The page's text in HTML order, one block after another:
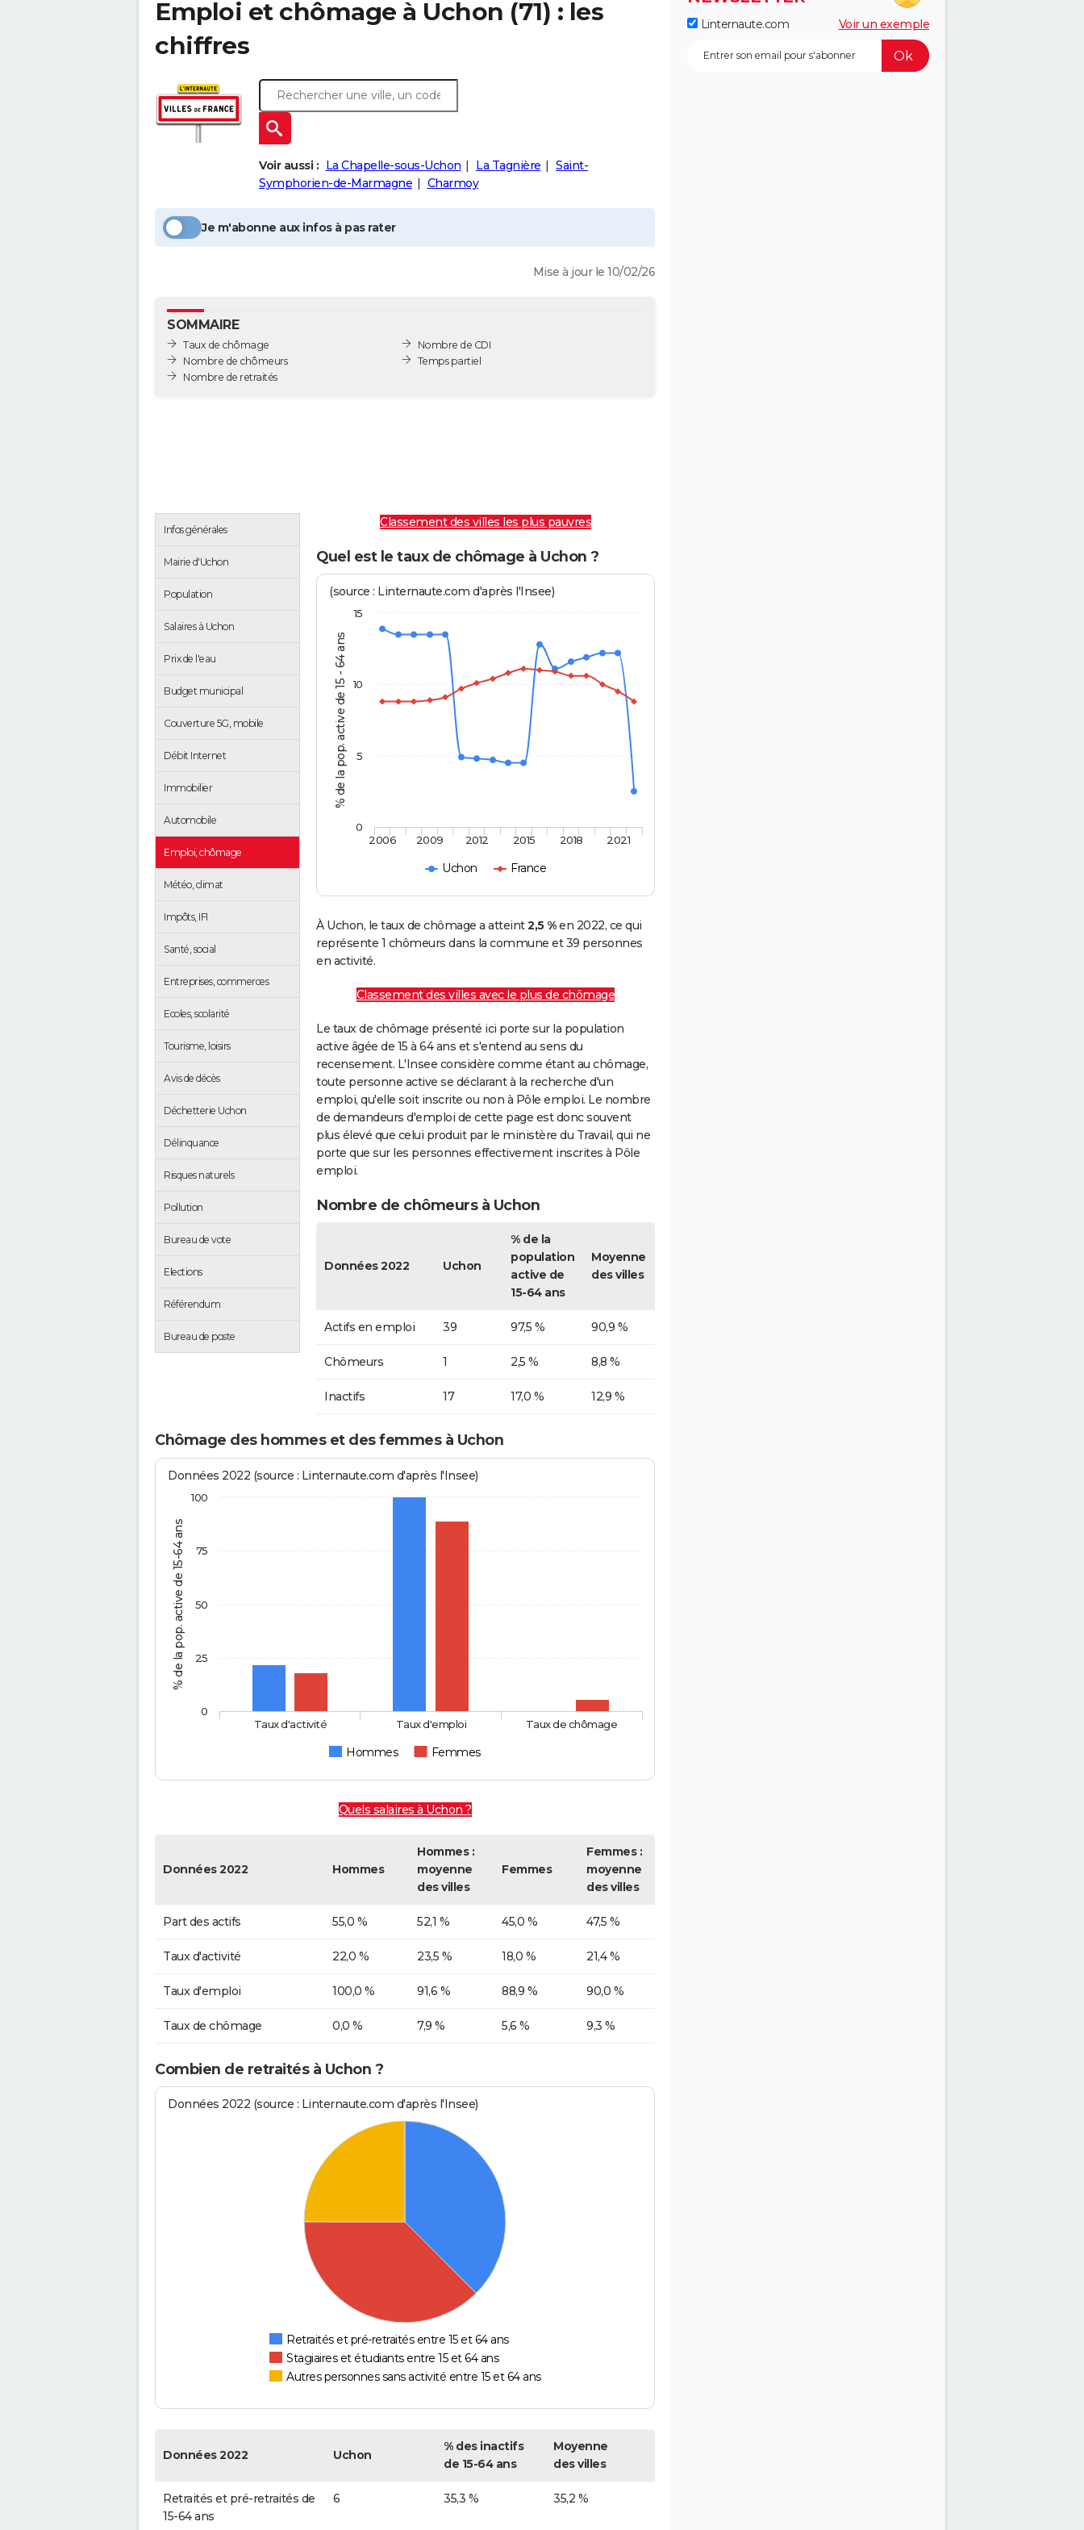
Emploi et chômage à Uchon (71) : les
chiffres
Voir aussi : La Chapelle-sous-Uchon La Tagnière
Saint-
Symphorien-de-Marmagne
Charmoy
Je m'abonne aux infos à pas rater
Mise à jour le 10/02/26
SOMMAIRE
Taux de chômage
Nombre de chômeurs
Nombre de retraités
Nombre de CDI
Temps partiel
Infos générales
Mairie d'Uchon
Population
Salaires à Uchon
Prix de l'eau
Budget municipal
Couverture 5G, mobile
Débit Internet
Immobilier
Automobile
Emploi, chômage
Météo, climat
Impôts, IFI
Santé, social
Entreprises, commerces
Ecoles, scolarité
Tourisme, loisirs
Avis de décès
Déchetterie Uchon
Délinquance
Risques naturels
Pollution
Bureau de vote
Elections
Référendum
Bureau de poste
Classement des villes les plus pauvres
Quel est le taux de chômage à Uchon ?
% de la pop. active de 15 - 64 ans
(source : Linternaute.com d'après l'Insee)
Uchon France
2006 2009 2012 2015 2018 2021
0
5
10
15
À Uchon, le taux de chômage a atteint2,5 %en 2022, ce qui
représente 1 chômeurs dans la commune et 39 personnes
en activité.
Classement des villes avec le plus de chômage
Le taux de chômage présenté ici porte sur la population
active âgée de 15 à 64 ans et s'entend au sens du
recensement. L'Insee considère comme étant au chômage,
toute personne active se déclarant à la recherche d'un
emploi, qu'elle soit inscrite ou non à Pôle emploi. Le nombre
de demandeurs d'emploi de cette page est donc souvent
plus élevé que celui produit par le ministère du Travail, qui ne
porte que sur les personnes effectivement inscrites à Pôle
emploi.
Nombre de chômeurs à Uchon
Données 2022 Uchon
% de la
population
active de
15-64 ans
Moyenne
des villes
Actifs en emploi 39 97,5 % 90,9 %
Chômeurs 1 2,5 % 8,8 %
Inactifs 17 17,0 % 12,9 %
Chômage des hommes et des femmes à Uchon
% de la pop. active de 15-64 ans
Données 2022 (source : Linternaute.com d'après l'Insee)
Hommes Femmes
Taux d'activité Taux d'emploi Taux de chômage
0
25
50
75
100
Quels salaires à Uchon ?
Données 2022 Hommes
Hommes :
moyenne
des villes
Femmes
Femmes :
moyenne
des villes
Part des actifs 55,0 % 52,1 % 45,0 % 47,5 %
Taux d'activité 22,0 % 23,5 % 18,0 % 21,4 %
Taux d'emploi 100,0 % 91,6 % 88,9 % 90,0 %
Taux de chômage 0,0 % 7,9 % 5,6 % 9,3 %
Combien de retraités à Uchon ?
Données 2022 (source : Linternaute.com d'après l'Insee)
Retraités et pré-retraités entre 15 et 64 ans
Stagiaires et étudiants entre 15 et 64 ans
Autres personnes sans activité entre 15 et 64 ans
Données 2022 Uchon
% des inactifs
de 15-64 ans
Moyenne
des villes
Retraités et pré-retraités de
15-64 ans
6 35,3 % 35,2 %
Linternaute.com Voir un exemple